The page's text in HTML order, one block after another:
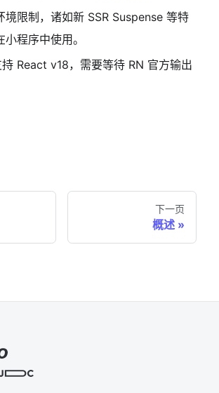
境限制，诸如新 SSR Suspense 等特
程序中使用。
React v18，需要等待 RN 官方输出
下一页
概述